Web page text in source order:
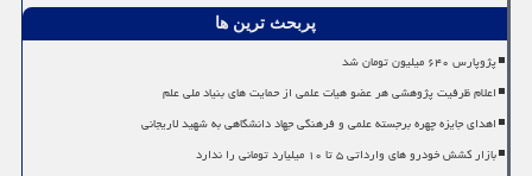
پربحث ترین ها
پژوپارس ۶۴۰ میلیون تومان شد
اعلام ظرفیت پژوهشی هر عضو هیات علمی از حمایت های بنیاد ملی علم
اهدای جایزه چهره برجسته علمی و فرهنگی جهاد دانشگاهی به شهید لاریجانی
بازار کشش خودرو های وارداتی ۵ تا ۱۰ میلیارد تومانی را ندارد